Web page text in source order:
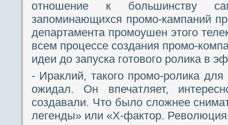
отношение к большинству
запоминающихся промо-кампаний
департамента промоушен этого
всем процессе создания промо-
идеи до запуска готового ролика в
- Ираклий, такого промо-ролика
ожидал. Он впечатляет,
создавали. Что было сложнее
легенды» или «Х-фактор.